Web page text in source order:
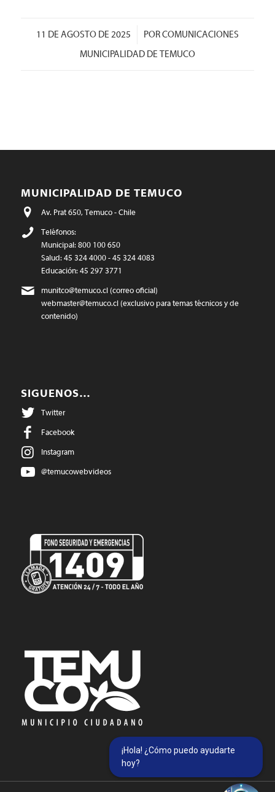
11 DE AGOSTO DE 2025
/ PORCOMUNICACIONES
MUNICIPALIDAD DE TEMUCO
MUNICIPALIDAD DE TEMUCO
Av. Prat 650, Temuco - Chile
Teléfonos:
Municipal: 800 100 650
Salud: 45 324 4000 - 45 324 4083
Educación: 45 297 3771
munitco@temuco.cl(correo oficial)
webmaster@temuco.cl(exclusivo para temas técnicos y de
contenido)
SIGUENOS…
Twitter
Facebook
Instagram
@temucowebvideos
¡Hola! ¿Cómo puedo ayudarte
hoy?